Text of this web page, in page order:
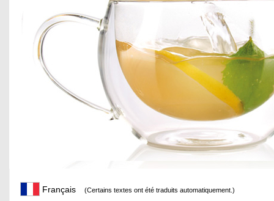
Français (Certains textes ont été traduits automatiquement.)